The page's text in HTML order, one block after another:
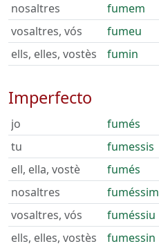
nosaltres
fumem
vosaltres, vós
fumeu
ells, elles, vostès
fumin
Imperfecto
jo
fumés
tu
fumessis
ell, ella, vostè
fumés
nosaltres
fuméssim
vosaltres, vós
fuméssiu
ells, elles, vostès
fumessin